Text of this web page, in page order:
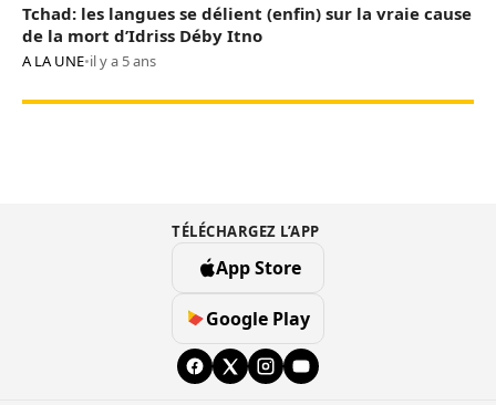
Tchad: les langues se délient (enfin) sur la vraie cause
de la mort d’Idriss Déby Itno
A LA UNE•il y a 5 ans
TÉLÉCHARGEZ L’APP
App Store
Google Play